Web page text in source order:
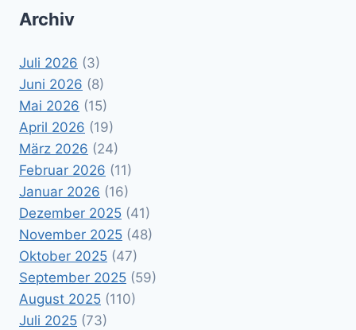
Archiv
Juli 2026 (3)
Juni 2026 (8)
Mai 2026 (15)
April 2026 (19)
März 2026 (24)
Februar 2026 (11)
Januar 2026 (16)
Dezember 2025 (41)
November 2025 (48)
Oktober 2025 (47)
September 2025 (59)
August 2025 (110)
Juli 2025 (73)